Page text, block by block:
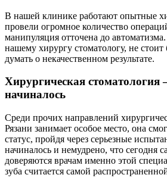
В нашей клинике работают опытные
провели огромное количество
манипуляция отточена до
нашему хирургу стоматологу, не стоит
думать о некачественном результате.
Хирургическая стоматология
начиналось
Среди прочих направлений
Рязани занимает особое место, она
статус, пройдя через серьезные
начиналось и немудрено, что сегодня
доверяются врачам именно этой
зуба считается самой